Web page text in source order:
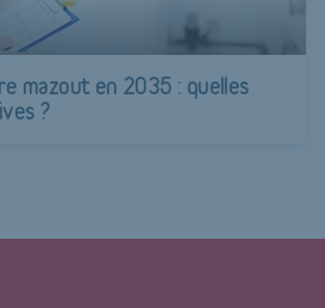
mazout en 2035 : quelles
?